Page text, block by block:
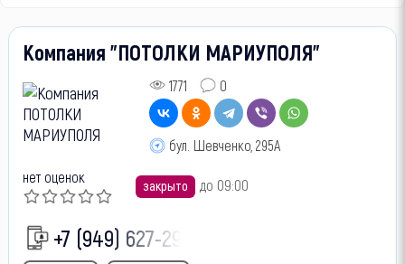
Компания "ПОТОЛКИ МАРИУПОЛЯ"
1771 0
бул. Шевченко, 295А
нет оценок
закрыто до 09:00
+7 (949) 627-29-